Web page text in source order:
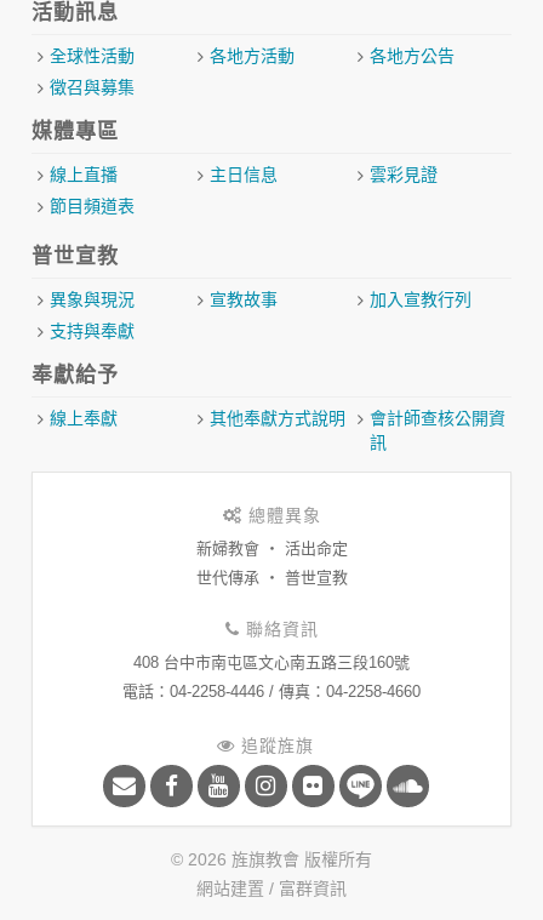
活動訊息
全球性活動 各地方活動
各地方公告
徵召與募集
媒體專區
線上直播 主日信息
雲彩見證
節目頻道表
普世宣教
異象與現況 宣教故事
加入宣教行列
支持與奉獻
奉獻給予
線上奉獻 其他奉獻方式說明
會計師查核公開資
訊
總體異象
新婦教會 ‧ 活出命定
世代傳承 ‧ 普世宣教
聯絡資訊
408 台中市南屯區文心南五路三段160號
​電話：04-2258-4446 / 傳真：04-2258-4660
追蹤旌旗
© 2026 旌旗教會 版權所有
網站建置 / 富群資訊